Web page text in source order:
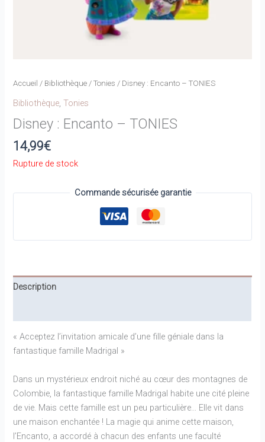
Accueil / Bibliothèque /Tonies / Disney : Encanto – TONIES
Bibliothèque,Tonies
Disney : Encanto – TONIES
14,99€
Rupture de stock
Commande sécurisée garantie
Description
« Acceptez l’invitation amicale d’une fille géniale dans la
fantastique famille Madrigal »
Dans un mystérieux endroit niché au cœur des montagnes de
Colombie, la fantastique famille Madrigal habite une cité pleine
de vie. Mais cette famille est un peu particulière… Elle vit dans
une maison enchantée ! La magie qui anime cette maison,
l’Encanto, a accordé à chacun des enfants une faculté